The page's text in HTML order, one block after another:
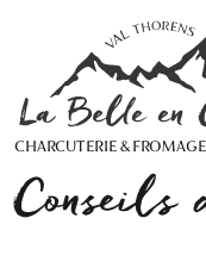
CHARCUTERIE &
Conseils